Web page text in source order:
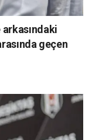
arkasındaki
geçen